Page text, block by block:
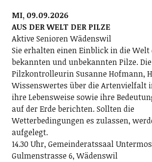
MI, 09.09.2026
AUS DER WELT DER PILZE
Aktive Senioren Wädenswil
Sie erhalten einen Einblick in die
bekannten und unbekannten Pilze. Die
Pilzkontrolleurin Susanne Hofmann,
Wissenswertes über die Artenvielfalt
ihre Lebensweise sowie ihre
auf der Erde berichten. Sollten die
Wetterbedingungen es zulassen,
aufgelegt.
14.30 Uhr, Gemeinderatssaal
Gulmenstrasse 6, Wädenswil